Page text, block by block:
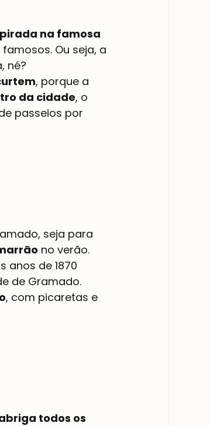
na famosa
Ou seja, a
né?
, porque a
da cidade, o
passeios por
seja para
no verão.
anos de 1870
de Gramado.
, com picaretas e
todos os